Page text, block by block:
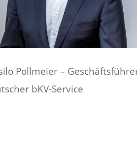
Pollmeier –
bKV-Service